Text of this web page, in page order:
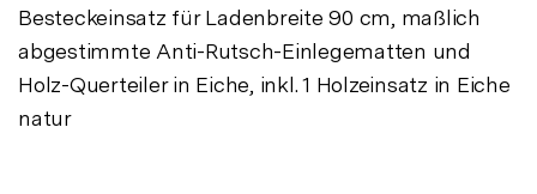
Besteckeinsatz für Ladenbreite 90 cm, maßlich
abgestimmte Anti-Rutsch-Einlegematten und
Holz-Querteiler in Eiche, inkl. 1 Holzeinsatz in Eiche
natur